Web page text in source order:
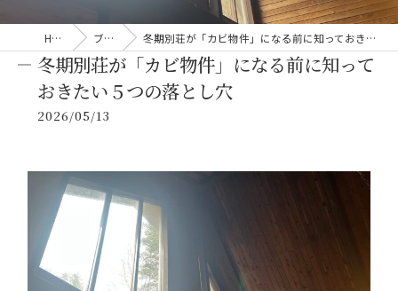
HOME ブログ 冬期別荘が「カビ物件」になる前に知っておきたい５つの落とし穴
冬期別荘が「カビ物件」になる前に知って
おきたい５つの落とし穴
2026/05/13